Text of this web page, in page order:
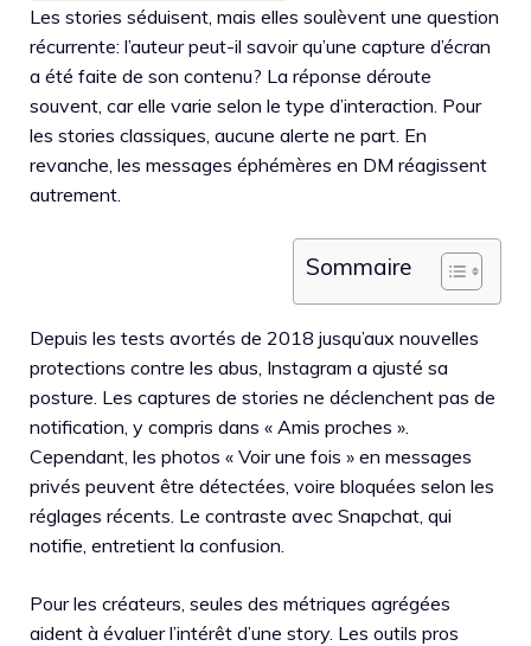
Les stories séduisent, mais elles soulèvent une question
récurrente: l’auteur peut-il savoir qu’une capture d’écran
a été faite de son contenu? La réponse déroute
souvent, car elle varie selon le type d’interaction. Pour
les stories classiques, aucune alerte ne part. En
revanche, les messages éphémères en DM réagissent
autrement.
Sommaire
Depuis les tests avortés de 2018 jusqu’aux nouvelles
protections contre les abus, Instagram a ajusté sa
posture. Les captures de stories ne déclenchent pas de
notification, y compris dans « Amis proches ».
Cependant, les photos « Voir une fois » en messages
privés peuvent être détectées, voire bloquées selon les
réglages récents. Le contraste avec Snapchat, qui
notifie, entretient la confusion.
Pour les créateurs, seules des métriques agrégées
aident à évaluer l’intérêt d’une story. Les outils pros